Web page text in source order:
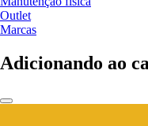
Outlet
Marcas
Adicionando ao